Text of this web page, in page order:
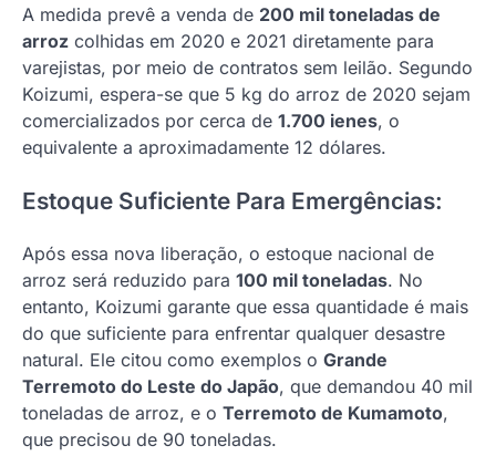
A medida prevê a venda de 200 mil toneladas de
arroz colhidas em 2020 e 2021 diretamente para
varejistas, por meio de contratos sem leilão. Segundo
Koizumi, espera-se que 5 kg do arroz de 2020 sejam
comercializados por cerca de 1.700 ienes, o
equivalente a aproximadamente 12 dólares.
Estoque Suficiente Para Emergências:
Após essa nova liberação, o estoque nacional de
arroz será reduzido para 100 mil toneladas. No
entanto, Koizumi garante que essa quantidade é mais
do que suficiente para enfrentar qualquer desastre
natural. Ele citou como exemplos o Grande
Terremoto do Leste do Japão, que demandou 40 mil
toneladas de arroz, e o Terremoto de Kumamoto,
que precisou de 90 toneladas.